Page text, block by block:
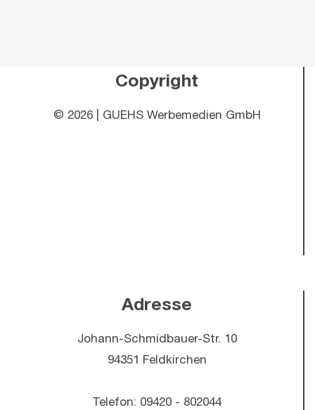
Copyright
© 2026 | GUEHS Werbemedien GmbH
Adresse
Johann-Schmidbauer-Str. 10
94351 Feldkirchen
Telefon: 09420 - 802044